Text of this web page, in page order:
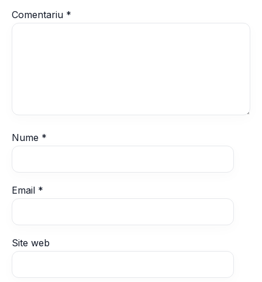
Comentariu *
Nume *
Email *
Site web